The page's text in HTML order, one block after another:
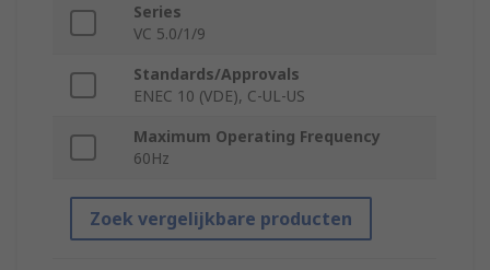
Series
VC 5.0/1/9
Standards/Approvals
ENEC 10 (VDE), C-UL-US
Maximum Operating Frequency
60Hz
Zoek vergelijkbare producten